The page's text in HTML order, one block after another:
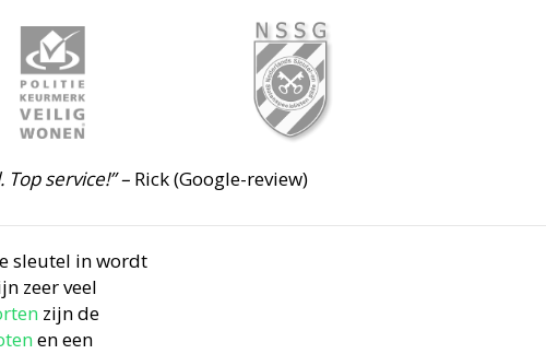
service!” – Rick (Google-review)
sleutel in wordt
zeer veel
zijn de
en een